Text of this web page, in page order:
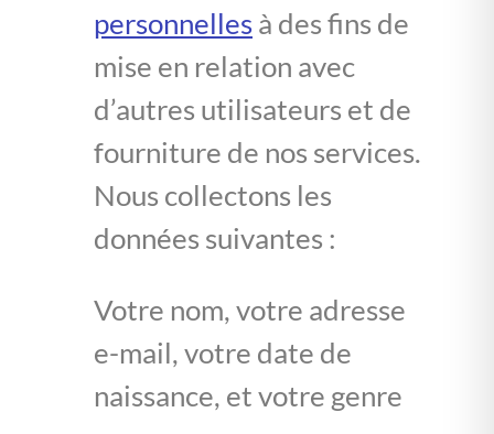
personnelles à des fins de
mise en relation avec
d’autres utilisateurs et de
fourniture de nos services.
Nous collectons les
données suivantes :
Votre nom, votre adresse
e-mail, votre date de
naissance, et votre genre